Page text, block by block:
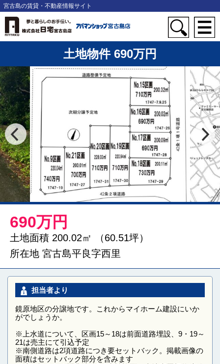
宮古島の賃貸・不動産情報サイト
土地物件 690万円
690万円
土地面積 200.02㎡ （60.51坪）
所在地 宮古島平良字西里
担当者より
鏡原地区の分譲地です。これからマイホーム建設にいか
がでしょうか。
※上水道について、区画15～18は前面道路埋設、9・19～
21は売主にて引込予定
※南側道路は2項道路につき要セットバック。掲載画像の
面積はセットバック部分を含みます